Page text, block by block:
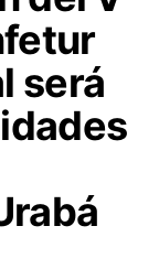
será